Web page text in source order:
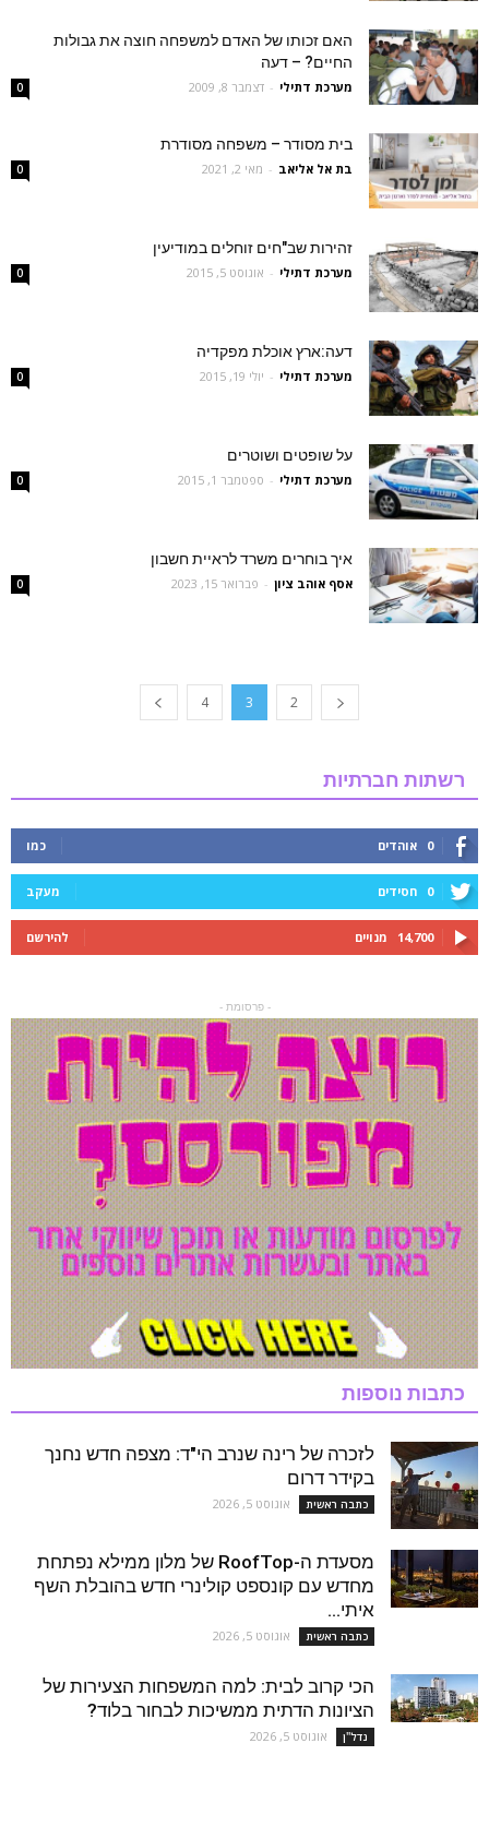
האם זכותו של האדם למשפחה חוצה את גבולות
החיים? – דעה
מערכת דתילי - דצמבר 8, 2009 0
בית מסודר – משפחה מסודרת
בת אל אליאב - מאי 2, 2021 0
זהירות שב"חים זוחלים במודיעין
מערכת דתילי - אוגוסט 5, 2015 0
דעה:ארץ אוכלת מפקדיה
מערכת דתילי - יולי 19, 2015 0
על שופטים ושוטרים
מערכת דתילי - ספטמבר 1, 2015 0
איך בוחרים משרד לראיית חשבון
אסף אוהב ציון - פברואר 15, 2023 0
2
3
4
רשתות חברתיות
0 אוהדים כמו
0 חסידים מעקב
14,700 מנויים להירשם
- פרסומת -
כתבות נוספות
לזכרה של רינה שנרב הי"ד: מצפה חדש נחנך
בקידר דרום
כתבה ראשית אוגוסט 5, 2026
מסעדת ה-RoofTop של מלון ממילא נפתחת
מחדש עם קונספט קולינרי חדש בהובלת השף
איתי...
כתבה ראשית אוגוסט 5, 2026
הכי קרוב לבית: למה המשפחות הצעירות של
הציונות הדתית ממשיכות לבחור בלוד?
נדל''ן אוגוסט 5, 2026